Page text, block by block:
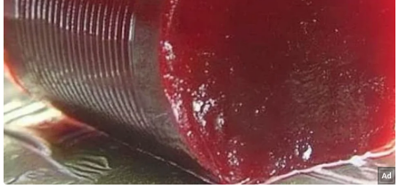
रं
ज
न
ज
ग
त
बॉ
ली